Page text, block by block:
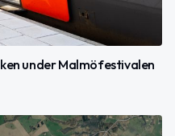
under Malmöfestivalen